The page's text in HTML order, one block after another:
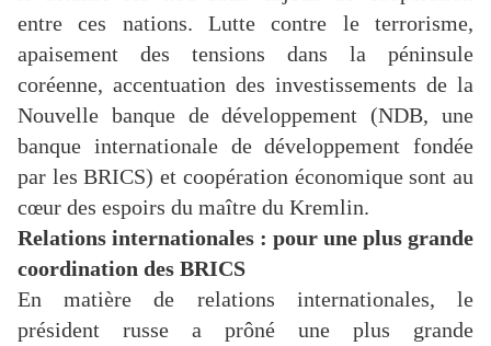
entre ces nations. Lutte contre le terrorisme,
apaisement des tensions dans la péninsule
coréenne, accentuation des investissements de la
Nouvelle banque de développement (NDB, une
banque internationale de développement fondée
par les BRICS) et coopération économique sont au
cœur des espoirs du maître du Kremlin.
Relations internationales : pour une plus grande
coordination des BRICS
En matière de relations internationales, le
président russe a prôné une plus grande